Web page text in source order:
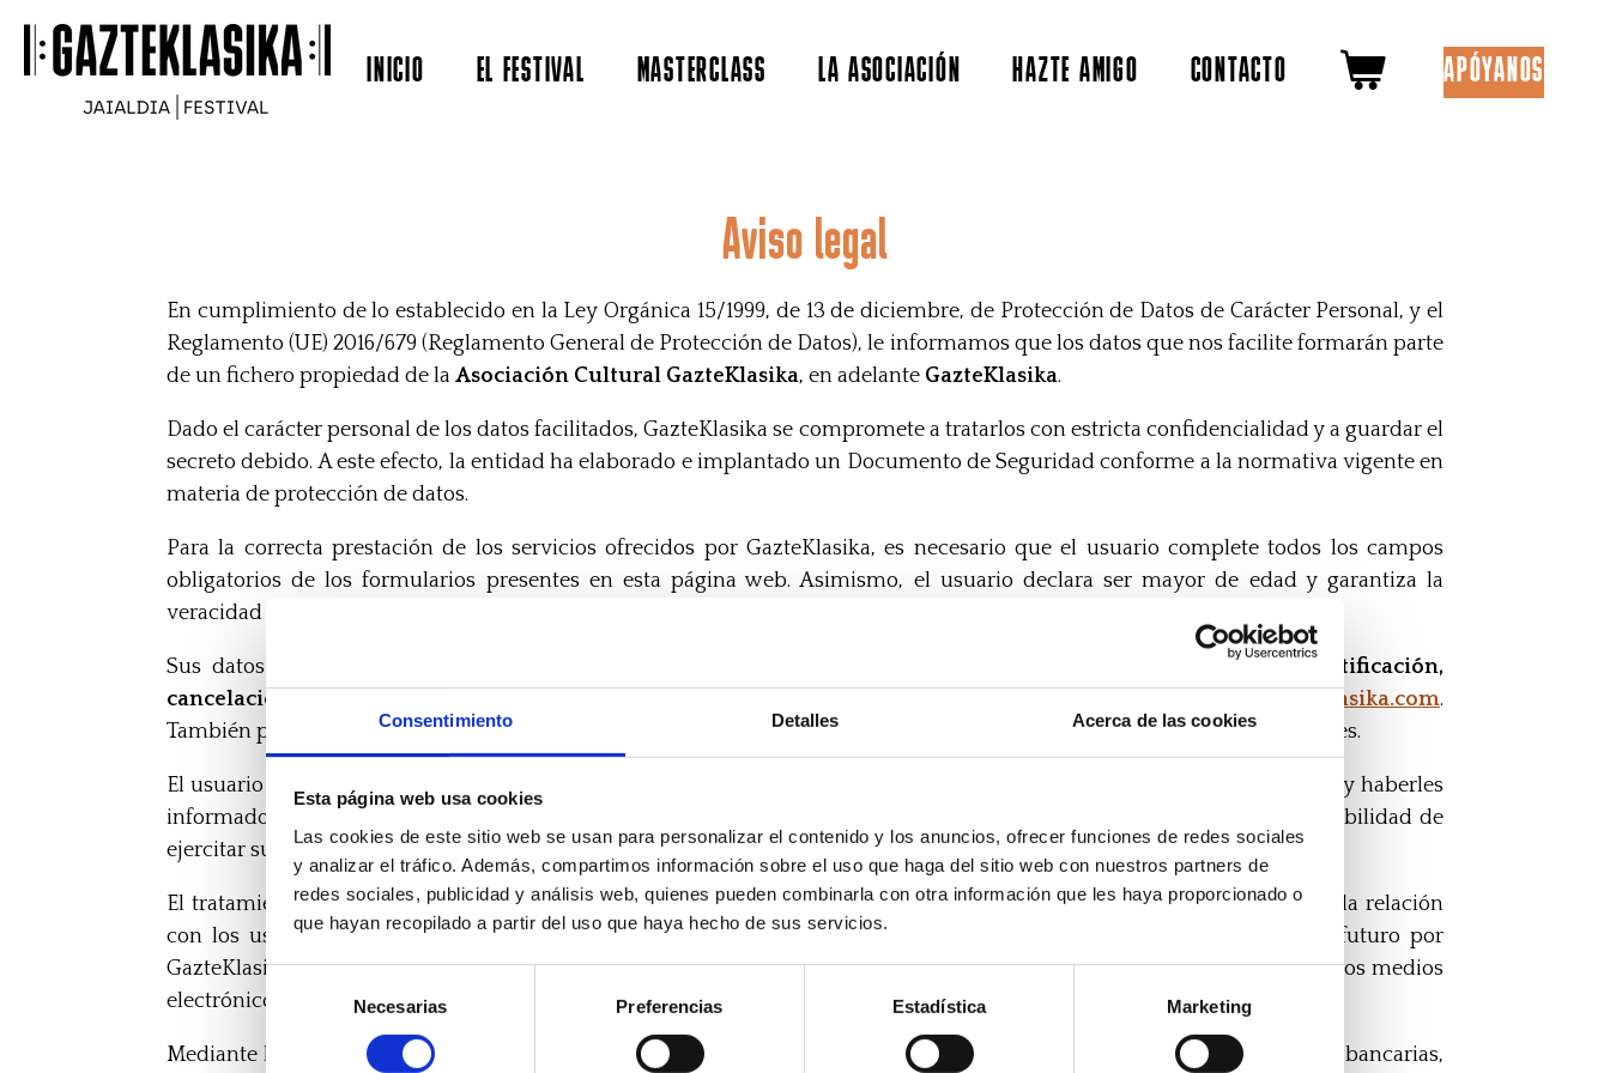
Consentimiento Detalles Acerca de las cookies
Esta página web usa cookies
Las cookies de este sitio web se usan para personalizar el contenido y los anuncios, ofrecer funciones de redes sociales
y analizar el tráfico. Además, compartimos información sobre el uso que haga del sitio web con nuestros partners de
redes sociales, publicidad y análisis web, quienes pueden combinarla con otra información que les haya proporcionado o
que hayan recopilado a partir del uso que haya hecho de sus servicios.
Selección
de
consentimiento
Necesarias Preferencias Estadística Marketing
Ir
INICIO EL FESTIVAL MASTERCLASS LA ASOCIACIÓN HAZTE AMIGO CONTACTO APÓYANOS
Aviso legal
En cumplimiento de lo establecido en la Ley Orgánica 15/1999, de 13 de diciembre, de Protección de Datos de Carácter Personal, y el
Reglamento (UE) 2016/679 (Reglamento General de Protección de Datos), le informamos que los datos que nos facilite formarán parte
de un fichero propiedad de la Asociación Cultural GazteKlasika, en adelante GazteKlasika.
Dado el carácter personal de los datos facilitados, GazteKlasika se compromete a tratarlos con estricta confidencialidad y a guardar el
secreto debido. A este efecto, la entidad ha elaborado e implantado un Documento de Seguridad conforme a la normativa vigente en
materia de protección de datos.
Para la correcta prestación de los servicios ofrecidos por GazteKlasika, es necesario que el usuario complete todos los campos
obligatorios de los formularios presentes en esta página web. Asimismo, el usuario declara ser mayor de edad y garantiza la
veracidad de los datos facilitados.
Sus datos personales serán tratados con estricta confidencialidad, pudiendo ejercitar sus derechos de
acceso, rectificación,
cancelación y oposición (ARCO)
info@gazteklasika.com.
También puede contactar a través de este correo para cualquier cuestión relacionada con el tratamiento de datos personales.
El usuario declara, en caso de facilitar datos personales de terceros, contar con el consentimiento expreso de los mismos, y haberles
informado del contenido del presente aviso legal, de la procedencia de los datos, de la finalidad del fichero, y de la posibilidad de
ejercitar sus derechos.
El tratamiento de los datos personales tendrá como finalidad, además del mantenimiento, gestión y administración de la relación
con los usuarios, el envío de información comercial relativa a productos y servicios ofrecidos actualmente y en el futuro por
GazteKlasika. Esta información puede incluir comunicaciones promocionales y publicitarias por correo electrónico u otros medios
electrónicos equivalentes.
Mediante la aceptación de esta política, usted autoriza y consiente la cesión de sus datos personales a terceros (entidades bancarias,